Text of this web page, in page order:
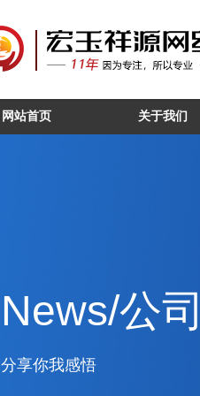
网站首页 关于我们
News/公
分享你我感悟